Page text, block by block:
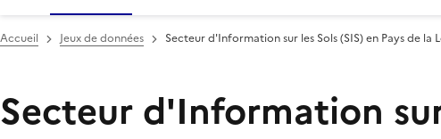
Accueil Jeux de données Secteur d'Information sur les Sols (SIS) en Pays de la
Secteur d'Information